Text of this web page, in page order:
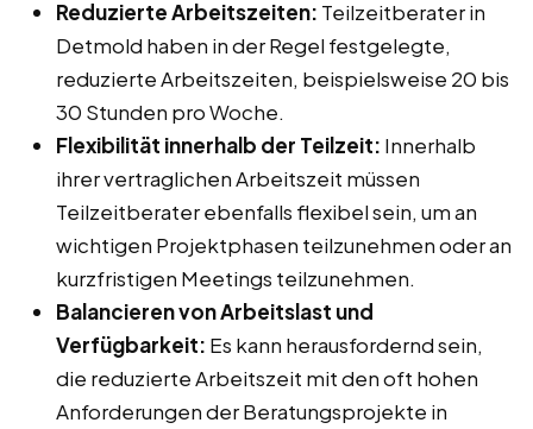
Reduzierte Arbeitszeiten: Teilzeitberater in
Detmold haben in der Regel festgelegte,
reduzierte Arbeitszeiten, beispielsweise 20 bis
30 Stunden pro Woche.
Flexibilität innerhalb der Teilzeit: Innerhalb
ihrer vertraglichen Arbeitszeit müssen
Teilzeitberater ebenfalls flexibel sein, um an
wichtigen Projektphasen teilzunehmen oder an
kurzfristigen Meetings teilzunehmen.
Balancieren von Arbeitslast und
Verfügbarkeit: Es kann herausfordernd sein,
die reduzierte Arbeitszeit mit den oft hohen
Anforderungen der Beratungsprojekte in